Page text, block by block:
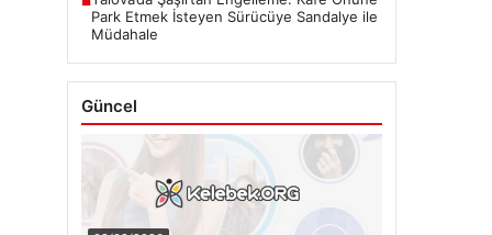
Park Etmek İsteyen Sürücüye Sandalye ile
Müdahale
Güncel